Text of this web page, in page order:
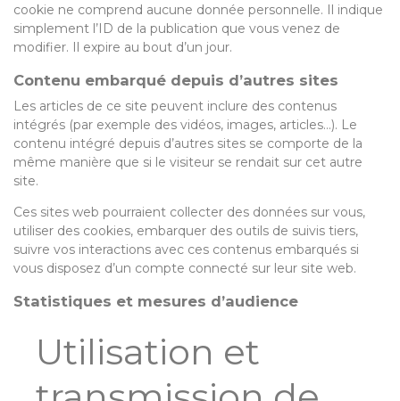
cookie ne comprend aucune donnée personnelle. Il indique
simplement l’ID de la publication que vous venez de
modifier. Il expire au bout d’un jour.
Contenu embarqué depuis d’autres sites
Les articles de ce site peuvent inclure des contenus
intégrés (par exemple des vidéos, images, articles…). Le
contenu intégré depuis d’autres sites se comporte de la
même manière que si le visiteur se rendait sur cet autre
site.
Ces sites web pourraient collecter des données sur vous,
utiliser des cookies, embarquer des outils de suivis tiers,
suivre vos interactions avec ces contenus embarqués si
vous disposez d’un compte connecté sur leur site web.
Statistiques et mesures d’audience
Utilisation et